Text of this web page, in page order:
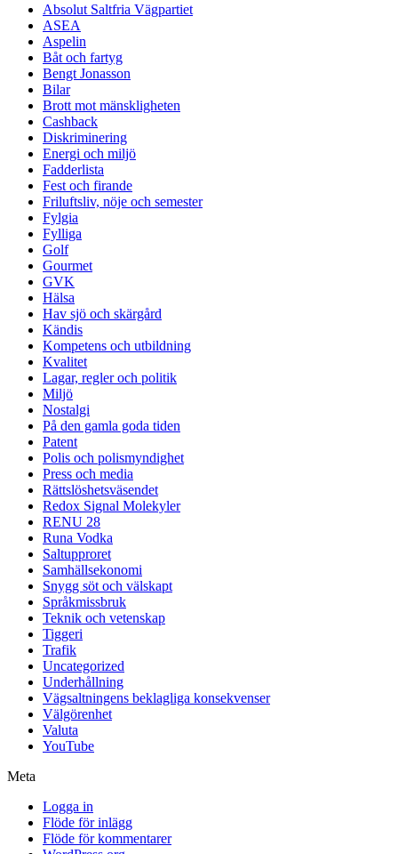
Absolut Saltfria Vägpartiet
ASEA
Aspelin
Båt och fartyg
Bengt Jonasson
Bilar
Brott mot mänskligheten
Cashback
Diskriminering
Energi och miljö
Fadderlista
Fest och firande
Friluftsliv, nöje och semester
Fylgia
Fylliga
Golf
Gourmet
GVK
Hälsa
Hav sjö och skärgård
Kändis
Kompetens och utbildning
Kvalitet
Lagar, regler och politik
Miljö
Nostalgi
På den gamla goda tiden
Patent
Polis och polismyndighet
Press och media
Rättslöshetsväsendet
Redox Signal Molekyler
RENU 28
Runa Vodka
Saltupproret
Samhällsekonomi
Snygg söt och välskapt
Språkmissbruk
Teknik och vetenskap
Tiggeri
Trafik
Uncategorized
Underhållning
Vägsaltningens beklagliga konsekvenser
Välgörenhet
Valuta
YouTube
Meta
Logga in
Flöde för inlägg
Flöde för kommentarer